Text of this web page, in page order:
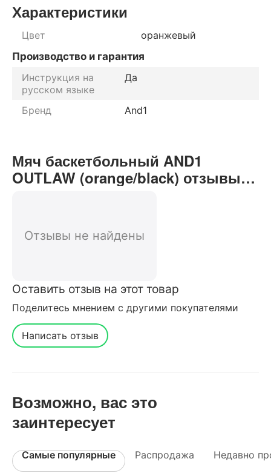
Характеристики
Цвет
оранжевый
Производство и гарантия
Инструкция на
русском языке
Да
Бренд And1
Мяч баскетбольный AND1
OUTLAW (orange/black) отзывы
Отзывы не найдены
Оставить отзыв на этот товар
Поделитесь мнением с другими покупателями
Написать отзыв
Возможно, вас это
заинтересует
Самые популярные Распродажа Недавно